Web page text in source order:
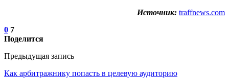
Источник: traffnews.com
0 7
Поделится
Предыдущая запись
Как арбитражнику попасть в целевую аудиторию